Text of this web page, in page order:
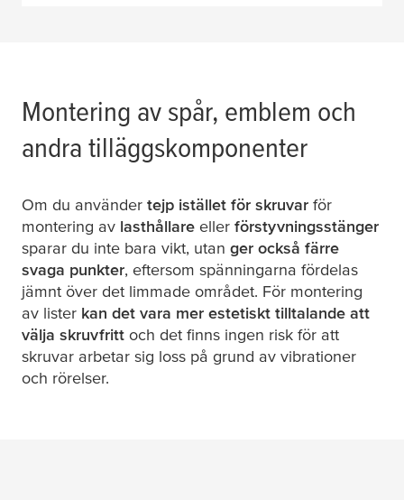
Montering av spår, emblem och
andra tilläggskomponenter
Om du använder tejp istället för skruvar för
montering av lasthållare eller förstyvningsstänger
sparar du inte bara vikt, utan ger också färre
svaga punkter, eftersom spänningarna fördelas
jämnt över det limmade området. För montering
av lister kan det vara mer estetiskt tilltalande att
välja skruvfritt och det finns ingen risk för att
skruvar arbetar sig loss på grund av vibrationer
och rörelser.